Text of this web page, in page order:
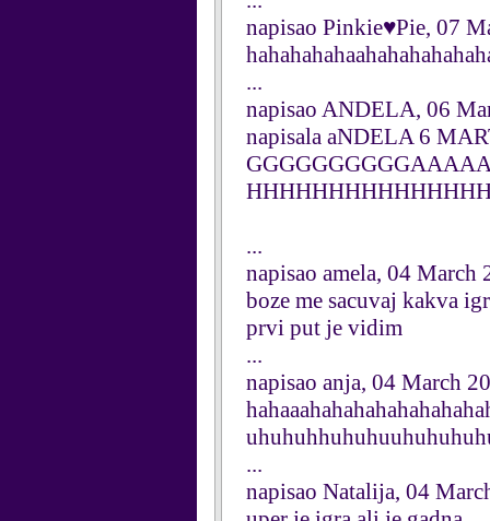
napisao Pinkie♥Pie, 07
...
napisao ANDELA, 06
napisala aNDELA 6
...
napisao amela, 04 March
boze me sacuvaj kakva
prvi put je vidim
...
napisao anja, 04 March
...
napisao Natalija, 04